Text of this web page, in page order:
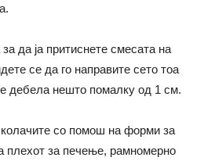
да ја притиснете смесата на
се да го направите сето тоа
дебела нешто помалку од 1 см.
со помош на форми за
плехот за печење, рамномерно